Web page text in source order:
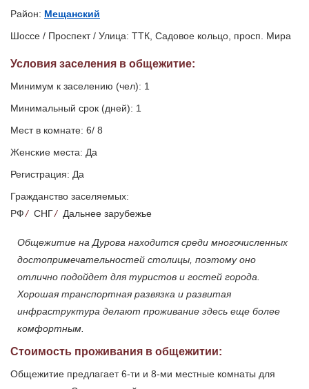
Район: Мещанский
Шоссе / Проспект / Улица: ТТК, Садовое кольцо, просп. Мира
Условия заселения в общежитие:
Минимум к заселению (чел): 1
Минимальный срок (дней): 1
Мест в комнате: 6/ 8
Женские места: Да
Регистрация: Да
Гражданство заселяемых:
РФ/ СНГ/ Дальнее зарубежье
Общежитие на Дурова находится среди многочисленных
достопримечательностей столицы, поэтому оно
отлично подойдет для туристов и гостей города.
Хорошая транспортная развязка и развитая
инфраструктура делают проживание здесь еще более
комфортным.
Стоимость проживания в общежитии:
Общежитие предлагает 6-ти и 8-ми местные комнаты для